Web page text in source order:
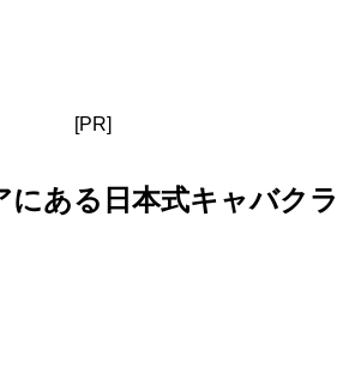
[PR]
にある日本式キャバクラ